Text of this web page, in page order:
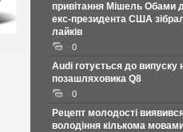
привітання Мішель Обами
екс-президента США
лайків
0
Audi готується до випуску
позашляховика Q8
0
Рецепт молодості
володіння кількома